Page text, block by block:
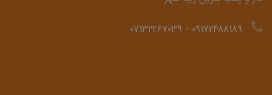
09172488189
-
07132267039